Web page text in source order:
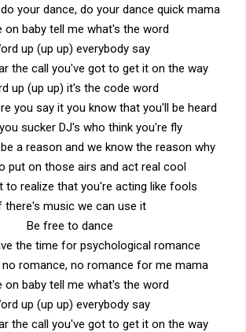
your dance, do your dance quick mama
on baby tell me what's the word
up (up up) everybody say
the call you've got to get it on the way
up (up up) it's the code word
you say it you know that you'll be heard
sucker DJ's who think you're fly
a reason and we know the reason why
put on those airs and act real cool
to realize that you're acting like fools
there's music we can use it
Be free to dance
the time for psychological romance
romance, no romance for me mama
on baby tell me what's the word
up (up up) everybody say
the call you've got to get it on the way